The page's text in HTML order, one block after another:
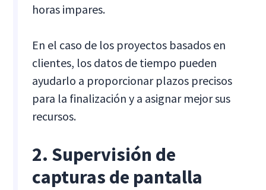
horas impares.
En el caso de los proyectos basados en
clientes, los datos de tiempo pueden
ayudarlo a proporcionar plazos precisos
para la finalización y a asignar mejor sus
recursos.
2. Supervisión de
capturas de pantalla